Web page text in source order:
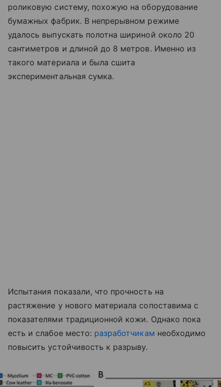
роликовую систему, похожую на оборудование
бумажных фабрик. В непрерывном режиме
удалось выпускать полотна шириной около 20
сантиметров и длиной до 8 метров. Именно из
такого материала и была сшита
экспериментальная сумка.
Испытания показали, что прочность на
растяжение у нового материала сопоставима с
показателями традиционной кожи. Однако пока
есть и слабое место: разработчикам необходимо
повысить устойчивость к разрыву.